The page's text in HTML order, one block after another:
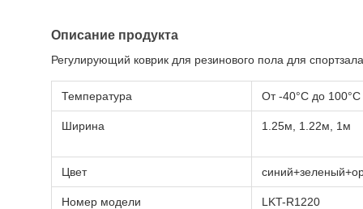
Описание продукта
Регулирующий коврик для резинового пола для
Температура От -40°C до 100°C
Ширина 1.25м, 1.22м, 1м
Цвет
Номер модели LKT-R1220